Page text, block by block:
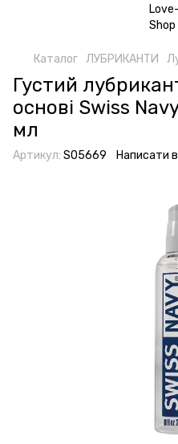
Каталог ЛУБРИКАНТИ
Густий
основі Swiss
мл
Артикул: SO5669 Написати